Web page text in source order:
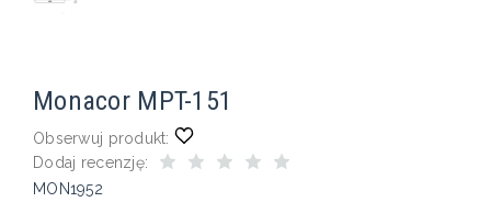
Monacor MPT-151
Obserwuj produkt:
Dodaj recenzję:
MON1952